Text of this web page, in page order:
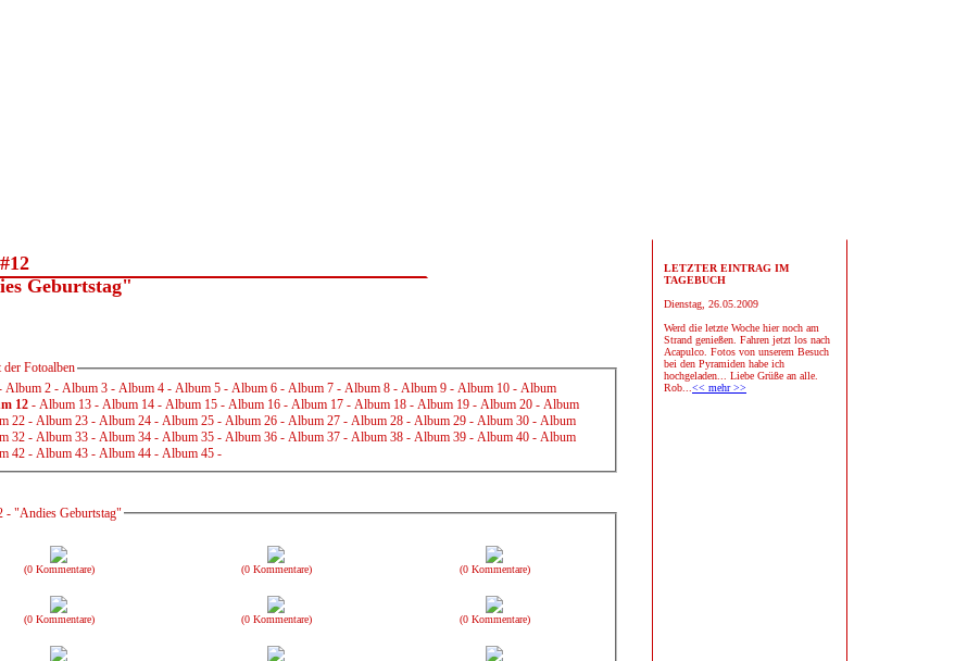
Geburtstag"
LETZTER EINTRAG IM
TAGEBUCH
Dienstag, 26.05.2009
Werd die letzte Woche hier noch am
Strand genießen. Fahren jetzt los nach
Acapulco. Fotos von unserem Besuch
bei den Pyramiden habe ich
hochgeladen... Liebe Grüße an alle.
Rob... << mehr >>
der Fotoalben
Album 2 - Album 3 - Album 4 - Album 5 - Album 6 - Album 7 - Album 8 - Album 9 - Album 10 - Album
12 - Album 13 - Album 14 - Album 15 - Album 16 - Album 17 - Album 18 - Album 19 - Album 20 - Album
22 - Album 23 - Album 24 - Album 25 - Album 26 - Album 27 - Album 28 - Album 29 - Album 30 - Album
32 - Album 33 - Album 34 - Album 35 - Album 36 - Album 37 - Album 38 - Album 39 - Album 40 - Album
42 - Album 43 - Album 44 - Album 45 -
- "Andies Geburtstag"
(0 Kommentare) (0 Kommentare) (0 Kommentare)
(0 Kommentare) (0 Kommentare) (0 Kommentare)